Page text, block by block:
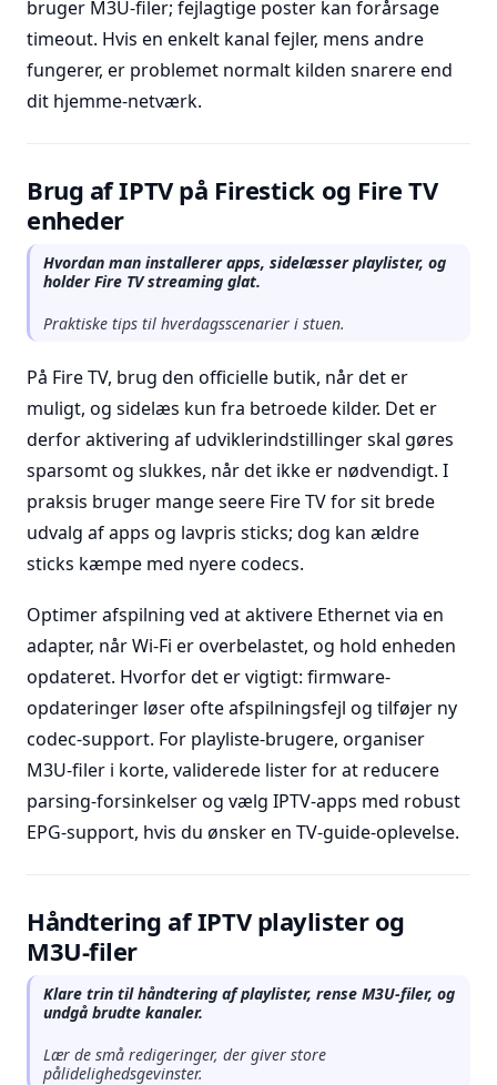
bruger M3U-filer; fejlagtige poster kan forårsage
timeout. Hvis en enkelt kanal fejler, mens andre
fungerer, er problemet normalt kilden snarere end
dit hjemme-netværk.
Brug af IPTV på Firestick og Fire TV
enheder
Hvordan man installerer apps, sidelæsser playlister, og
holder Fire TV streaming glat.
Praktiske tips til hverdagsscenarier i stuen.
På Fire TV, brug den officielle butik, når det er
muligt, og sidelæs kun fra betroede kilder. Det er
derfor aktivering af udviklerindstillinger skal gøres
sparsomt og slukkes, når det ikke er nødvendigt. I
praksis bruger mange seere Fire TV for sit brede
udvalg af apps og lavpris sticks; dog kan ældre
sticks kæmpe med nyere codecs.
Optimer afspilning ved at aktivere Ethernet via en
adapter, når Wi-Fi er overbelastet, og hold enheden
opdateret. Hvorfor det er vigtigt: firmware-
opdateringer løser ofte afspilningsfejl og tilføjer ny
codec-support. For playliste-brugere, organiser
M3U-filer i korte, validerede lister for at reducere
parsing-forsinkelser og vælg IPTV-apps med robust
EPG-support, hvis du ønsker en TV-guide-oplevelse.
Håndtering af IPTV playlister og
M3U-filer
Klare trin til håndtering af playlister, rense M3U-filer, og
undgå brudte kanaler.
Lær de små redigeringer, der giver store
pålidelighedsgevinster.